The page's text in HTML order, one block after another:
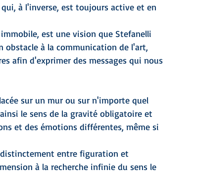
à l'inverse, est toujours active et en
est une vision que Stefanelli
obstacle à la communication de l'art,
afin d'exprimer des messages qui nous
sur un mur ou sur n'importe quel
le sens de la gravité obligatoire et
et des émotions différentes, même si
entre figuration et
à la recherche infinie du sens le